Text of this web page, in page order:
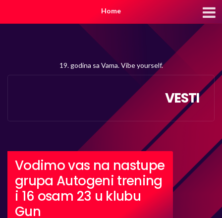
Home
19. godina sa Vama. Vibe yourself.
VESTI
Vodimo vas na nastupe
grupa Autogeni trening
i 16 osam 23 u klubu
Gun